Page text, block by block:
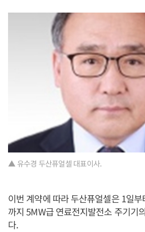
▲ 유수경 두산퓨얼셀 대표이사.
이번 계약에 따라 두산퓨얼셀은 1일
까지 5MW급 연료전지발전소 주기기
다.